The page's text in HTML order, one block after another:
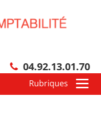
04.92.13.01.70